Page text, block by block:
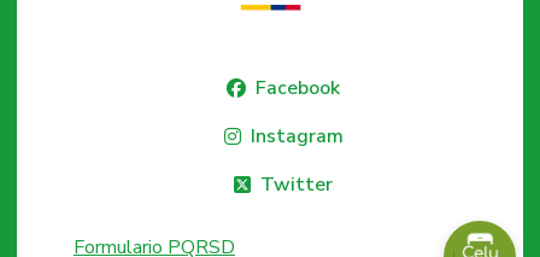
Facebook
Instagram
Twitter
Formulario PQRSD